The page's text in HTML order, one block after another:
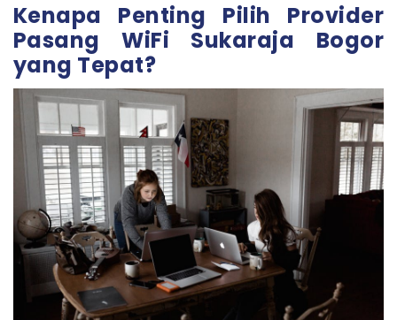
Kenapa Penting Pilih Provider
Pasang WiFi Sukaraja Bogor
yang Tepat?